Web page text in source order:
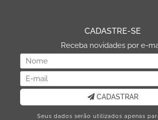
CADASTRE-SE
Receba novidades por e-
CADASTRAR
Seus dados serão utilizados apenas